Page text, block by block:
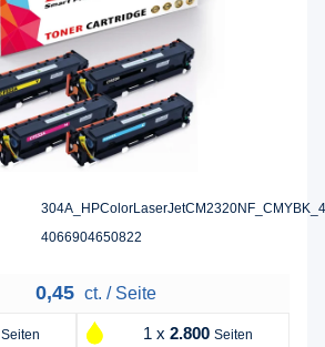
4066904650822
0,45 ct. / Seite
Seiten 1 x 2.800 Seiten